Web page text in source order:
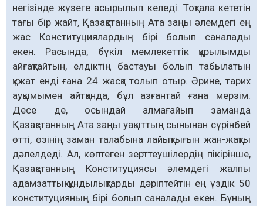
негізінде жүзеге асырылып келеді. Тоқтала кететін
тағы бір жайт, Қазақстанның Ата заңы әлемдегі ең
жас Конституциялардың бірі болып саналады
екен. Расында, бүкіл мемлекеттік құрылымды
айғақтайтын, елдіктің бастауы болып табылатын
құжат енді ғана 24 жасқа толып отыр. Әрине, тарих
ауқымымен айтқанда, бұл азғантай ғана мерзім.
Десе де, осындай алмағайып заманда
Қазақстанның Ата заңы уақыттың сынынан сүрінбей
өтті, өзінің заман талабына лайықтығын жан-жақты
дәлелдеді. Ал, көптеген зерттеушілердің пікірінше,
Қазақстанның Конституциясы әлемдегі жалпы
адамзаттық құндылықтарды дәріптейтін ең үздік 50
конституцияның бірі болып саналады екен. Бұның